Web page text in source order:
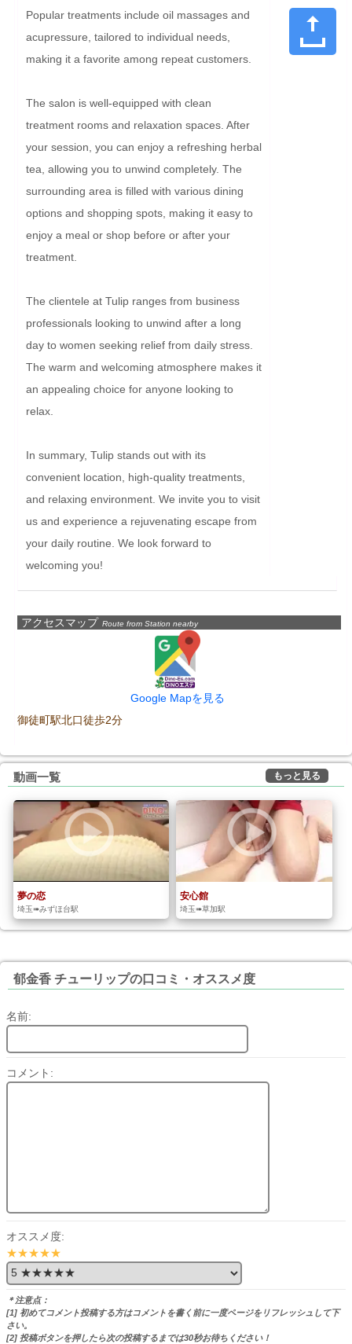
Popular treatments include oil massages and
acupressure, tailored to individual needs,
making it a favorite among repeat customers.
The salon is well-equipped with clean
treatment rooms and relaxation spaces. After
your session, you can enjoy a refreshing herbal
tea, allowing you to unwind completely. The
surrounding area is filled with various dining
options and shopping spots, making it easy to
enjoy a meal or shop before or after your
treatment.
The clientele at Tulip ranges from business
professionals looking to unwind after a long
day to women seeking relief from daily stress.
The warm and welcoming atmosphere makes it
an appealing choice for anyone looking to
relax.
In summary, Tulip stands out with its
convenient location, high-quality treatments,
and relaxing environment. We invite you to visit
us and experience a rejuvenating escape from
your daily routine. We look forward to
welcoming you!
アクセスマップ Route from Station nearby
Google Mapを見る
御徒町駅北口徒歩2分
動画一覧 もっと見る
夢の恋
埼玉➠みずほ台駅
安心館
埼玉➠草加駅
郁金香 チューリップの口コミ・オススメ度
名前:
コメント:
オススメ度:
★★★★★
＊注意点：
[1] 初めてコメント投稿する方はコメントを書く前に一度ページをリフレッシュして下
さい。
[2] 投稿ボタンを押したら次の投稿するまでは30秒お待ちください！